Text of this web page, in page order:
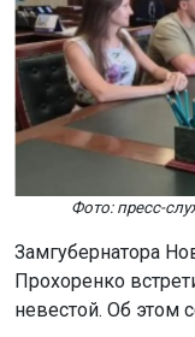
Фото: пресс-
Замгубернатора
Прохоренко
невестой. Об этом